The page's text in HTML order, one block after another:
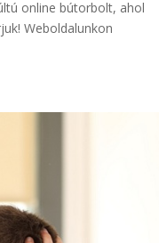
online bútorbolt, ahol
Weboldalunkon